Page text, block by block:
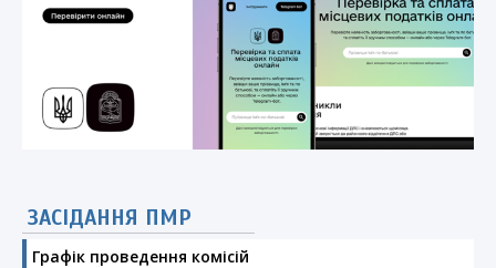
ЗАСІДАННЯ ПМР
Графік проведення комісій